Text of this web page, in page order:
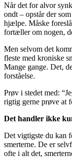
Når det for alvor
ondt – opstår der
hjælpe. Måske
fortæller om nogen,
Men selvom det
fleste med kroniske
Mange gange. Det,
forståelse.
Prøv i stedet med:
rigtig gerne prøve at
Det handler ikke
Det vigtigste du kan
smerterne. De er
ofte i alt det,